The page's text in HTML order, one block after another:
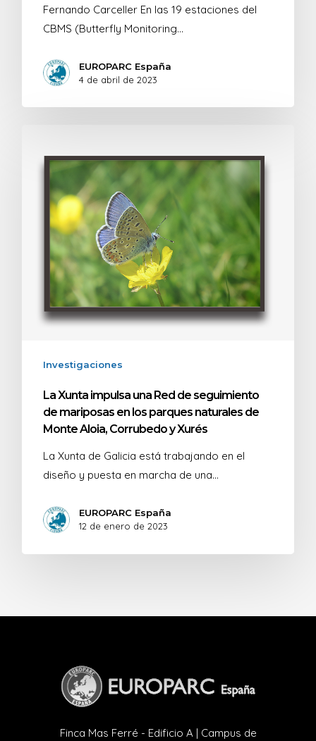
Fernando Carceller En las 19 estaciones del
CBMS (Butterfly Monitoring…
EUROPARC España
4 de abril de 2023
Investigaciones
La Xunta impulsa una Red de seguimiento
de mariposas en los parques naturales de
Monte Aloia, Corrubedo y Xurés
La Xunta de Galicia está trabajando en el
diseño y puesta en marcha de una…
EUROPARC España
12 de enero de 2023
Finca Mas Ferré - Edificio A | Campus de